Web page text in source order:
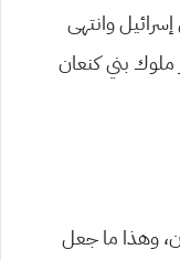
وانتهى
ملوك بني كنعان
وهذا ما جعل